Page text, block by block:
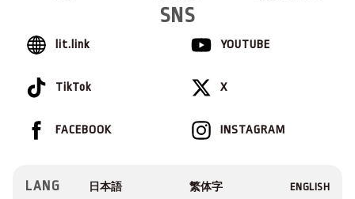
SNS
lit.link YOUTUBE
TikTok X
INSTAGRAM
FACEBOOK
LANG